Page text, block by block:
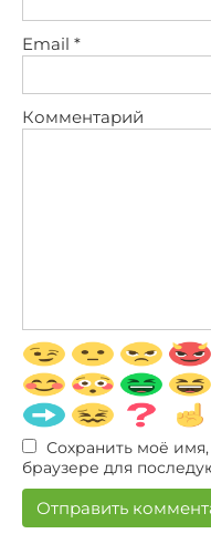
Email *
Комментарий
Сохранить моё
браузере для